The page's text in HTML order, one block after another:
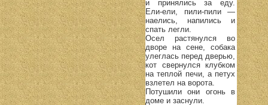
и принялись за еду.
Ели-ели, пили-пили —
наелись, напились и
спать легли.
Осел растянулся во
дворе на сене, собака
улеглась перед дверью,
кот свернулся клубком
на теплой печи, а петух
взлетел на ворота.
Потушили они огонь в
доме и заснули.